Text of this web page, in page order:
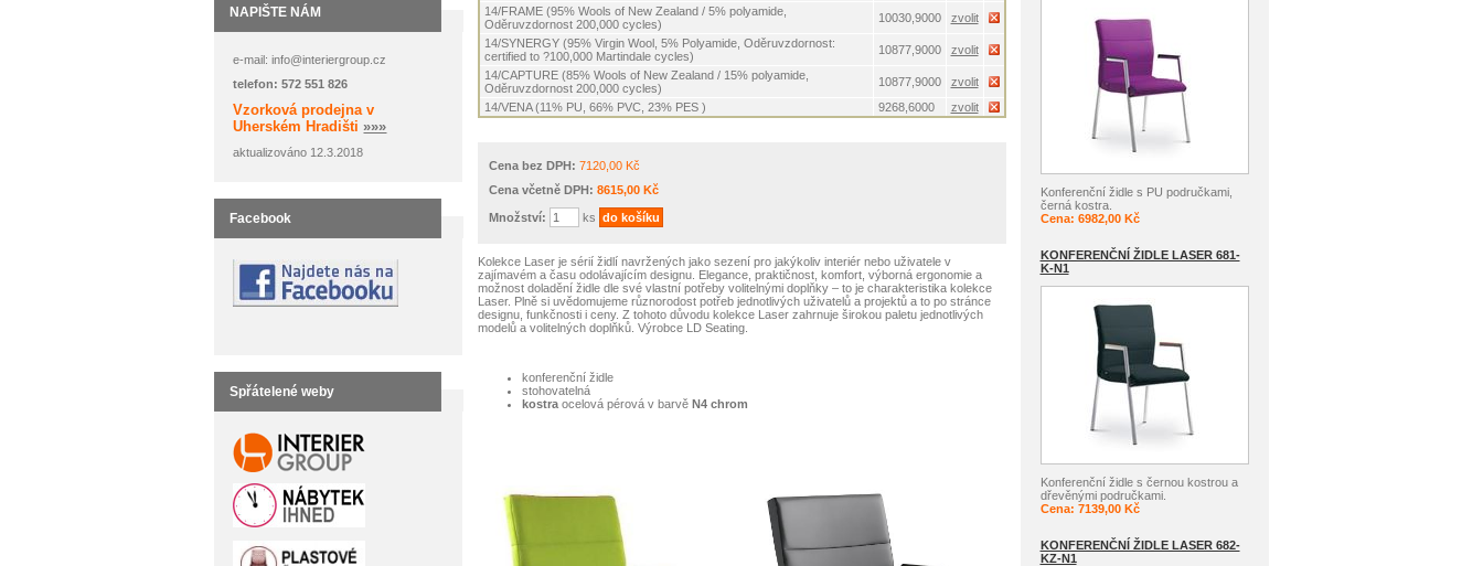
NAPIŠTE NÁM
e-mail: info@interiergroup.cz
telefon: 572 551 826
Vzorková prodejna v
Uherském Hradišti »»»
aktualizováno 12.3.2018
Facebook
Spřátelené weby
14/FRAME (95% Wools of New Zealand / 5% polyamide,
Oděruvzdornost 200,000 cycles)
10030,9000
zvolit
14/SYNERGY (95% Virgin Wool, 5% Polyamide, Oděruvzdornost:
certified to ?100,000 Martindale cycles)
10877,9000
zvolit
14/CAPTURE (85% Wools of New Zealand / 15% polyamide,
Oděruvzdornost 200,000 cycles)
10877,9000
zvolit
14/VENA (11% PU, 66% PVC, 23% PES )
9268,6000 zvolit
Cena bez DPH: 7120,00 Kč
Cena včetně DPH: 8615,00 Kč
Množství: ks
Kolekce Laser je sérií židlí navržených jako sezení pro jakýkoliv interiér nebo uživatele v
zajímavém a času odolávajícím designu. Elegance, praktičnost, komfort, výborná ergonomie a
možnost doladění židle dle své vlastní potřeby volitelnými doplňky – to je charakteristika kolekce
Laser. Plně si uvědomujeme různorodost potřeb jednotlivých uživatelů a projektů a to po stránce
designu, funkčnosti i ceny. Z tohoto důvodu kolekce Laser zahrnuje širokou paletu jednotlivých
modelů a volitelných doplňků. Výrobce LD Seating.
konferenční židle
stohovatelná
kostraocelová pérová v barvě N4 chrom
Konferenční židle s PU područkami,
černá kostra.
Cena: 6982,00 Kč
KONFERENČNÍ ŽIDLE LASER 681-
K-N1
Konferenční židle s černou kostrou a
dřevěnými područkami.
Cena: 7139,00 Kč
KONFERENČNÍ ŽIDLE LASER 682-
KZ-N1